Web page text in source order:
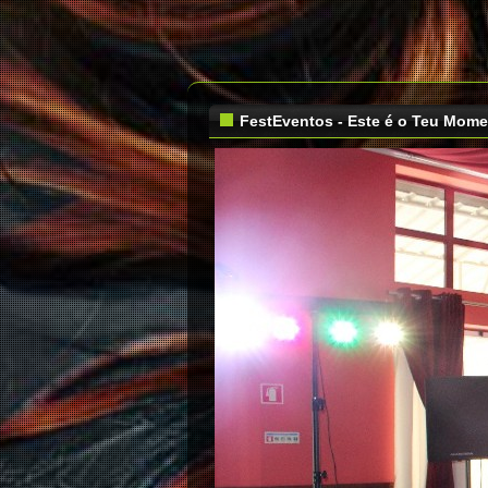
FestEventos - Este é o Teu